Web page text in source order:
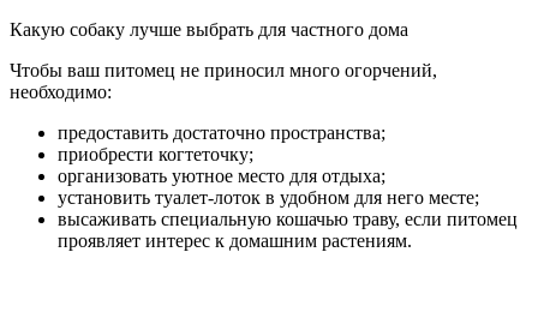
Какую собаку лучше выбрать для частного дома
Чтобы ваш питомец не приносил много огорчений,
необходимо:
предоставить достаточно пространства;
приобрести когтеточку;
организовать уютное место для отдыха;
установить туалет-лоток в удобном для него месте;
высаживать специальную кошачью траву, если питомец
проявляет интерес к домашним растениям.